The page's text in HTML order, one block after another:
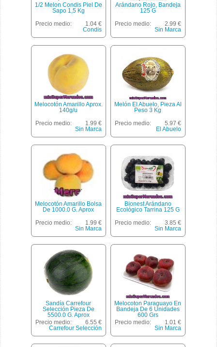
1/2 Melon Condis Piel De
Sapo 1,5 Kg
Precio medio:
1.04 €
Condis
Arándano Rojo, Bandeja
125 G
Precio medio:
2.99 €
Sin Marca
Melocotón Amarillo Aprox.
140g/u
Precio medio:
1.99 €
Sin Marca
Melón El Abuelo, Pieza Al
Peso 3 Kg
Precio medio:
5.97 €
El Abuelo
Melocotón Amarillo Bolsa
De 1000.0 G. Aprox
Precio medio:
1.99 €
Sin Marca
Bionest Arándano
Ecológico Tarrina 125 G
Precio medio:
3.85 €
Sin Marca
Sandía Carrefour
Selección Pieza De
5500.0 G. Aprox
Precio medio:
6.55 €
Carrefour Selección
Melocoton Paraguayo En
Bandeja De 6 Unidades
600 Grs
Precio medio:
1.01 €
Sin Marca